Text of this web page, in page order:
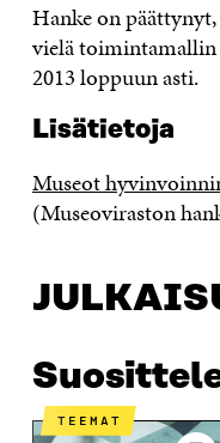
Hanke on
vielä
2013 loppuun asti.
Lisätietoja
Museot
(Museoviraston
TEEMAT